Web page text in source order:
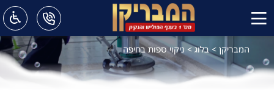
המבריקן >בלוג> ניקוי ספות בחיפה